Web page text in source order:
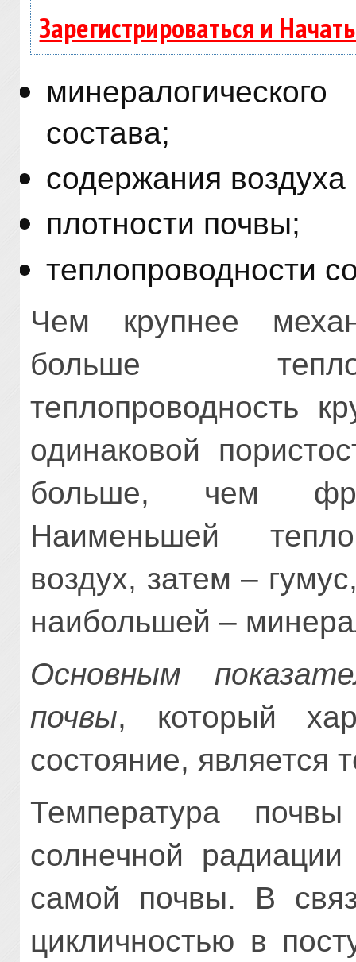
Зарегистрироваться и
состава;
содержания
плотности почвы;
теплопроводности
Чем крупнее
больше
теплопроводность
одинаковой
больше, чем
Наименьшей
воздух, затем –
наибольшей –
Основным
почвы, который
состояние, является
Температура
солнечной
самой почвы. В
цикличностью в